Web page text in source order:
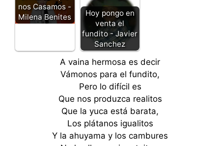
nos Casamos -
Milena Benites
Hoy pongo en
venta el
fundito - Javier
Sanchez
A vaina hermosa es decir
Vámonos para el fundito,
Pero lo difícil es
Que nos produzca realitos
Que la yuca está barata,
Los plátanos igualitos
Y la ahuyama y los cambures